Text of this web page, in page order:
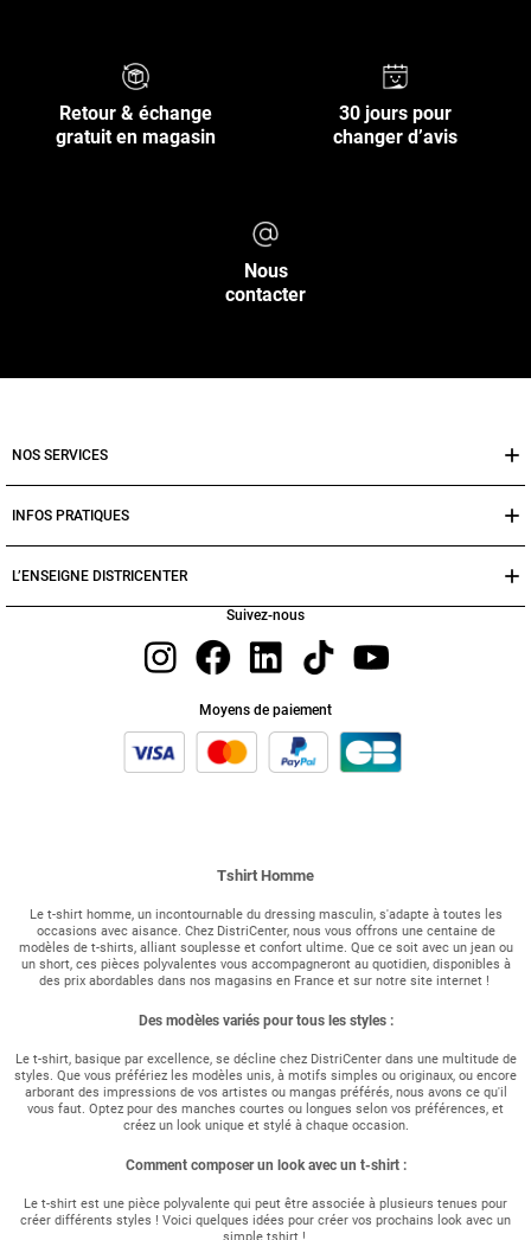
Tshirt Homme
Le t-shirt homme, un incontournable du dressing masculin, s'adapte à toutes les
occasions avec aisance. Chez DistriCenter, nous vous offrons une centaine de
modèles de t-shirts, alliant souplesse et confort ultime. Que ce soit avec un jean ou
un short, ces pièces polyvalentes vous accompagneront au quotidien, disponibles à
des prix abordables dans nos magasins en France et sur notre site internet !
Des modèles variés pour tous les styles :
Le t-shirt, basique par excellence, se décline chez DistriCenter dans une multitude de
styles. Que vous préfériez les modèles unis, à motifs simples ou originaux, ou encore
arborant des impressions de vos artistes ou mangas préférés, nous avons ce qu'il
vous faut. Optez pour des manches courtes ou longues selon vos préférences, et
créez un look unique et stylé à chaque occasion.
Comment composer un look avec un t-shirt :
Le t-shirt est une pièce polyvalente qui peut être associée à plusieurs tenues pour
créer différents styles ! Voici quelques idées pour créer vos prochains look avec un
Retour & échange
gratuit en magasin
30 jours pour
changer d’avis
Nous
contacter
NOS SERVICES
INFOS PRATIQUES
L’ENSEIGNE DISTRICENTER
Suivez-nous
Moyens de paiement